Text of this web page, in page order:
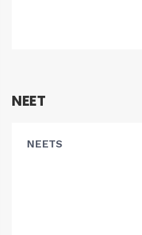
NEET
NEETS